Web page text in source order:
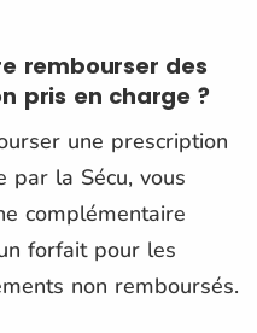
rembourser des
pris en charge ?
une prescription
par la Sécu, vous
complémentaire
forfait pour les
non remboursés.